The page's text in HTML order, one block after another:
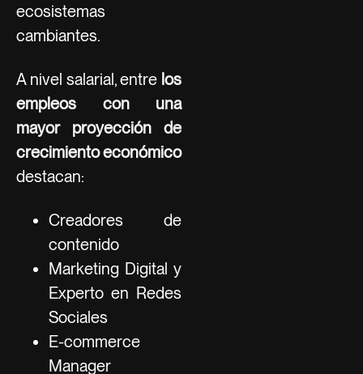
ecosistemas
cambiantes.
A nivel salarial, entre los
empleos con una
mayor proyección de
crecimiento económico
destacan:
Creadores de
contenido
Marketing Digital y
Experto en Redes
Sociales
E-commerce
Manager